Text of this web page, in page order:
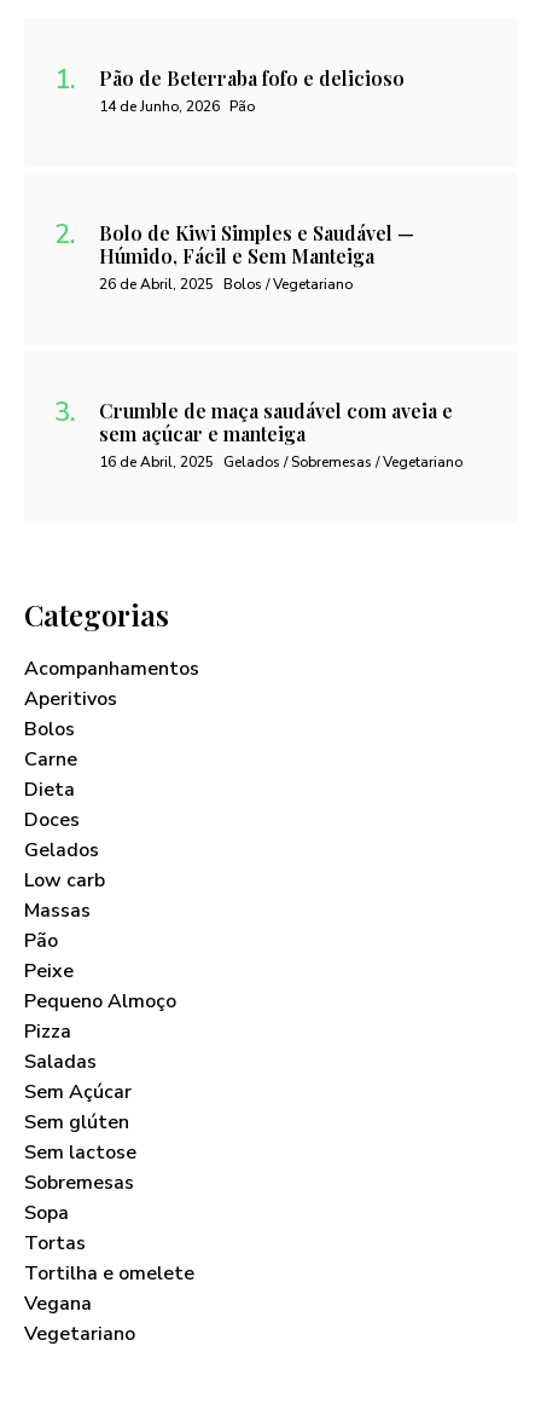
Pão de Beterraba fofo e delicioso
14 de Junho, 2026 Pão
Bolo de Kiwi Simples e Saudável —
Húmido, Fácil e Sem Manteiga
26 de Abril, 2025 Bolos / Vegetariano
Crumble de maça saudável com aveia e
sem açúcar e manteiga
16 de Abril, 2025 Gelados / Sobremesas / Vegetariano
Categorias
Acompanhamentos
Aperitivos
Bolos
Carne
Dieta
Doces
Gelados
Low carb
Massas
Pão
Peixe
Pequeno Almoço
Pizza
Saladas
Sem Açúcar
Sem glúten
Sem lactose
Sobremesas
Sopa
Tortas
Tortilha e omelete
Vegana
Vegetariano